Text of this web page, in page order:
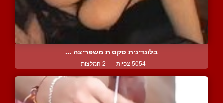
בלונדינית סקסית משפריצה ...
5054 צפיות | 2 המלצות